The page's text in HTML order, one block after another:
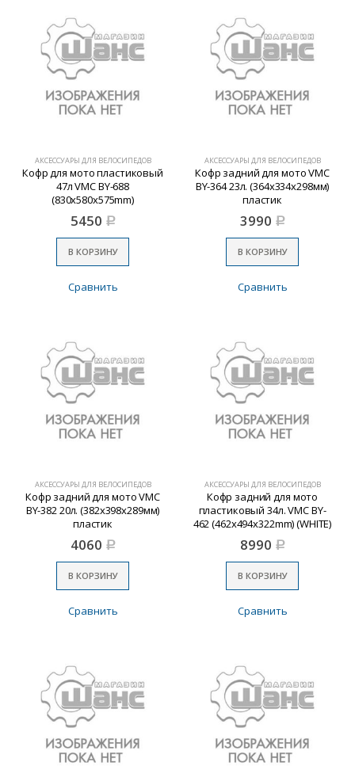
АКСЕССУАРЫ ДЛЯ ВЕЛОСИПЕДОВ
Кофр для мото пластиковый
47л VMC BY-688
(830х580х575mm)
5450 Р
В КОРЗИНУ
Сравнить
АКСЕССУАРЫ ДЛЯ ВЕЛОСИПЕДОВ
Кофр задний для мото VMC
BY-364 23л. (364х334х298мм)
пластик
3990 Р
В КОРЗИНУ
Сравнить
АКСЕССУАРЫ ДЛЯ ВЕЛОСИПЕДОВ
Кофр задний для мото VMC
BY-382 20л. (382х398х289мм)
пластик
4060 Р
В КОРЗИНУ
Сравнить
АКСЕССУАРЫ ДЛЯ ВЕЛОСИПЕДОВ
Кофр задний для мото
пластиковый 34л. VMC BY-
462 (462х494х322mm) (WHITE)
8990 Р
В КОРЗИНУ
Сравнить